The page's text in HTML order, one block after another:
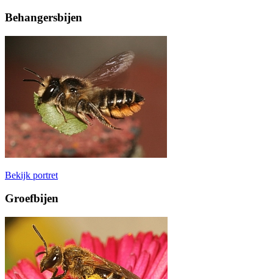
Behangersbijen
Bekijk portret
Groefbijen